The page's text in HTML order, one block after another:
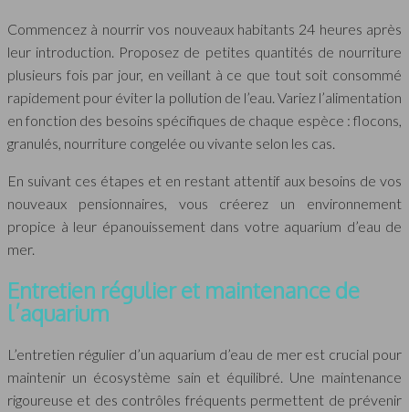
Commencez à nourrir vos nouveaux habitants 24 heures après
leur introduction. Proposez de petites quantités de nourriture
plusieurs fois par jour, en veillant à ce que tout soit consommé
rapidement pour éviter la pollution de l’eau. Variez l’alimentation
en fonction des besoins spécifiques de chaque espèce : flocons,
granulés, nourriture congelée ou vivante selon les cas.
En suivant ces étapes et en restant attentif aux besoins de vos
nouveaux pensionnaires, vous créerez un environnement
propice à leur épanouissement dans votre aquarium d’eau de
mer.
Entretien régulier et maintenance de
l’aquarium
L’entretien régulier d’un aquarium d’eau de mer est crucial pour
maintenir un écosystème sain et équilibré. Une maintenance
rigoureuse et des contrôles fréquents permettent de prévenir